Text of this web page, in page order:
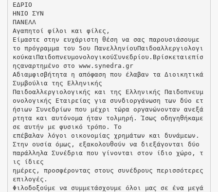
ΕΔΡΙΟ
ΗΝΙΟ ΣΥΝ
ΠΑΝΕΛΛ
Αγαπητοί φίλοι και φίλες,
Είμαστε στην ευχάριστη θέση να σας παρουσιάσουμε
το πρόγραμμα του 5ου ΠανελληνίουΠαιδοαλλεργιολογι
κούκαιΠαιδοπνευμονολογικούΣυνεδρίου.Βρίσκεταιεπίσ
ηςαναρτημένο στο www.synedra.gr
Αδιαμφισβήτητα η απόφαση που έλαβαν τα Διοικητικά
Συμβούλια της Ελληνικής
Παιδοαλλεργιολογικής και της Ελληνικής Παιδοπνευμ
ονολογικής Εταιρείας για συνδιοργάνωση των δύο ετ
ήσιων Συνεδρίων που μέχρι τώρα οργανώνονταν ανεξά
ρτητα και αυτόνομα ήταν τολμηρή. Ίσως οδηγηθήκαμε
σε αυτήν με φυσικό τρόπο. Το
επέβαλαν λόγοι οικονομίας χρημάτων και δυνάμεων.
Στην ουσία όμως, εξακολουθούν να διεξάγονται δύο
παράλληλα Συνέδρια που γίνονται στον ίδιο χώρο, τ
ις ίδιες
ημέρες, προσφέροντας στους συνέδρους περισσότερες
επιλογές.
Φιλοδοξούμε να συμμετάσχουμε όλοι μας σε ένα μεγά